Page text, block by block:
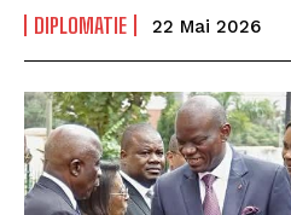
DIPLOMATIE 22 Mai 2026